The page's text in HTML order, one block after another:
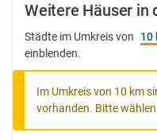
Weitere Häuser in
Städte im Umkreis von 10
einblenden.
Im Umkreis von 10 km
vorhanden. Bitte